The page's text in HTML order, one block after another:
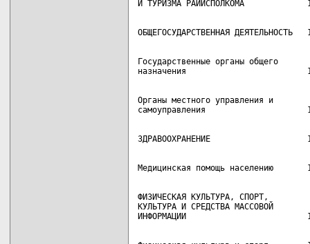
Государственные органы общего
Органы местного управления и
ФИЗИЧЕСКАЯ КУЛЬТУРА, СПОРТ,
КУЛЬТУРА И СРЕДСТВА МАССОВОЙ